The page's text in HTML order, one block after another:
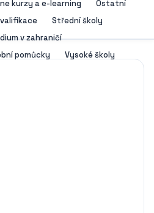
kurzy a e-learning
Ostatní
Střední školy
v zahraničí
pomůcky
Vysoké školy